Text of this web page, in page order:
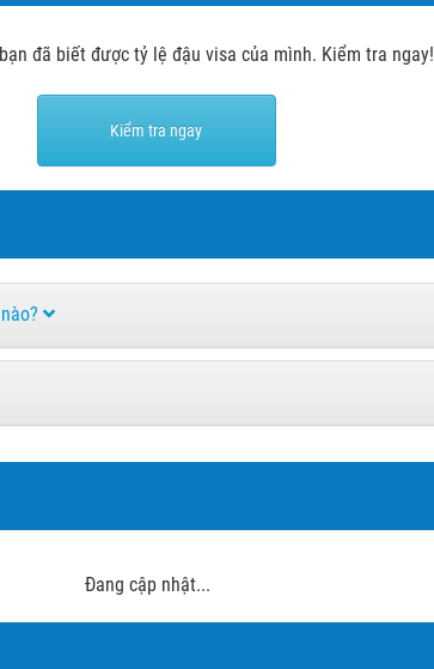
đã biết được tỷ lệ đậu visa của mình. Kiểm tra ngay!
Kiểm tra ngay
Đang cập nhật...